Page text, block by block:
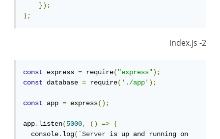
});
};
2- index.js
const express = require("express");
const
database = require('./app');
const app = express();
app.listen(5000, () =>
{
  console
.log(`Server